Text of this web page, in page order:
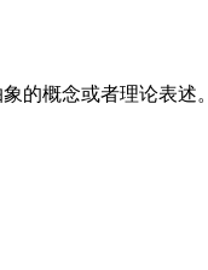
的概念或者理论表述。